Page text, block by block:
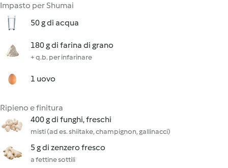
Impasto per Shumai
50 g di acqua
180 g di farina di grano
+ q.b. per infarinare
1 uovo
Ripieno e finitura
400 g di funghi, freschi
misti (ad es. shiitake, champignon, gallinacci)
5 g di zenzero fresco
a fettine sottili